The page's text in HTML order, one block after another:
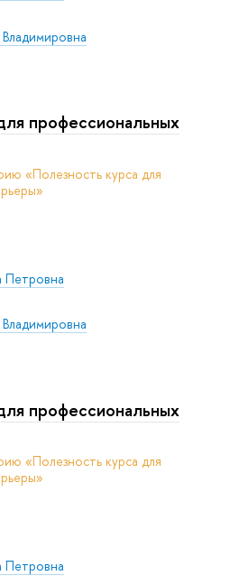
Петровна
профессиональных
«Полезность курса для
Петровна
профессиональных
«Полезность курса для